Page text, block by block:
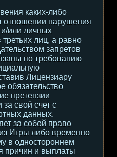
каких-либо
отношении нарушения
или личных
лиц, а равно
запретов
по требованию
Лицензиару
обязательство
претензии
свой счет с
данных.
за собой право
Игры либо временно
в одностороннем
причин и выплаты